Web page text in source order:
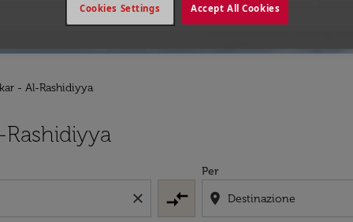
- Al-Rashidiyya
close compare_arrows
Per
location_on
destinazione) o interagisci con le singole date qui sotto
Accept All Cookies
Cookies Settings